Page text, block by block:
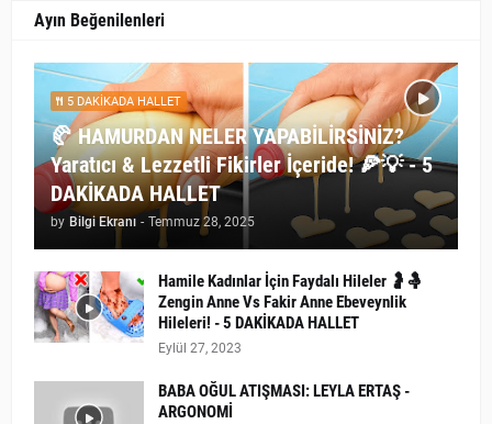
Ayın Beğenilenleri
5 DAKİKADA HALLET
🥐 HAMURDAN NELER YAPABİLİRSİNİZ?
Yaratıcı & Lezzetli Fikirler İçeride! 🍕💡 - 5
DAKİKADA HALLET
by Bilgi Ekranı - Temmuz 28, 2025
Hamile Kadınlar İçin Faydalı Hileler 🤰🤱
Zengin Anne Vs Fakir Anne Ebeveynlik
Hileleri! - 5 DAKİKADA HALLET
Eylül 27, 2023
BABA OĞUL ATIŞMASI: LEYLA ERTAŞ -
ARGONOMİ